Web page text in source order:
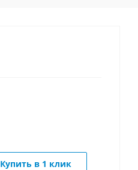
Купить в 1 клик